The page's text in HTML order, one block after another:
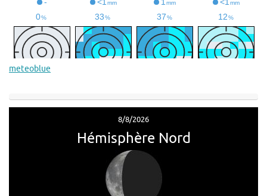
meteoblue
8/8/2026
Hémisphère Nord